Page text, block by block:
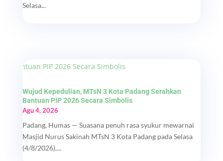
Selasa...
Wujud Kepedulian, MTsN 3 Kota Padang Serahkan
Bantuan PIP 2026 Secara Simbolis
Agu 4, 2026
Padang, Humas — Suasana penuh rasa syukur mewarnai
Masjid Nurus Sakinah MTsN 3 Kota Padang pada Selasa
(4/8/2026)....